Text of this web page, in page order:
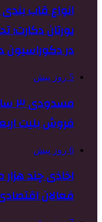
انواع قاب
یورتان
در دکوراسیون
5 روز پیش
فروش بلیت
6 روز پیش
اخاذی چند هزار
فعالان